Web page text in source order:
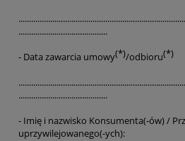
..........................................
- Data zawarcia umowy(*)/odbioru(*)
..........................................
- Imię i nazwisko Konsumenta(-ów) /
uprzywilejowanego(-ych):